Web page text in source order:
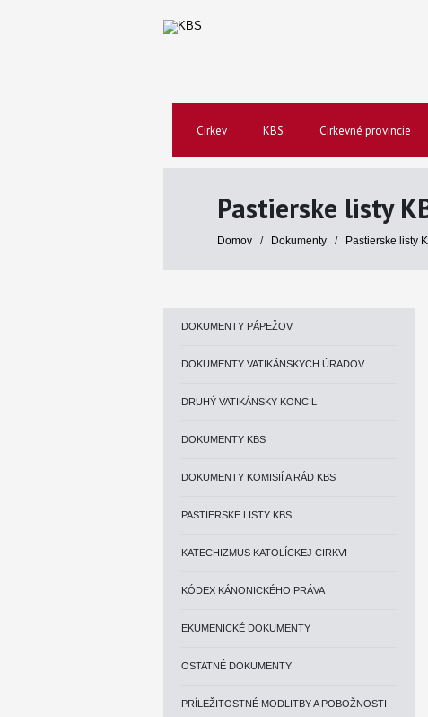
Cirkev KBS Cirkevné provincie
Pastierske listy
Domov / Dokumenty / Pastierske listy
DOKUMENTY PÁPEŽOV
DOKUMENTY VATIKÁNSKYCH ÚRADOV
DRUHÝ VATIKÁNSKY KONCIL
DOKUMENTY KBS
DOKUMENTY KOMISIÍ A RÁD KBS
PASTIERSKE LISTY KBS
KATECHIZMUS KATOLÍCKEJ CIRKVI
KÓDEX KÁNONICKÉHO PRÁVA
EKUMENICKÉ DOKUMENTY
OSTATNÉ DOKUMENTY
PRÍLEŽITOSTNÉ MODLITBY A POBOŽNOSTI